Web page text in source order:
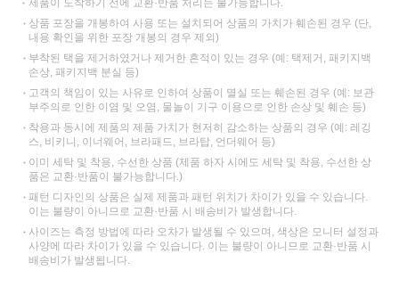
제품이 도착하기 전에 교환·반품 처리는 불가능합니다.
상품 포장을 개봉하여 사용 또는 설치되어 상품의 가치가 훼손된 경우 (단,
내용 확인을 위한 포장 개봉의 경우 제외)
부착된 택을 제거하였거나 제거한 흔적이 있는 경우 (예: 택제거, 패키지백
손상, 패키지백 분실 등)
고객의 책임이 있는 사유로 인하여 상품이 멸실 또는 훼손된 경우 (예: 보관
부주의로 인한 이염 및 오염, 물놀이 기구 이용으로 인한 손상 및 훼손 등)
착용과 동시에 제품의 제품 가치가 현저히 감소하는 상품의 경우 (예: 레깅
스, 비키니, 이너웨어, 브라패드, 브라탑, 언더웨어 등)
이미 세탁 및 착용, 수선한 상품 (제품 하자 시에도 세탁 및 착용, 수선한 상
품은 교환·반품이 불가능합니다.)
패턴 디자인의 상품은 실제 제품과 패턴 위치가 차이가 있을 수 있습니다.
이는 불량이 아니므로 교환·반품 시 배송비가 발생합니다.
사이즈는 측정 방법에 따라 오차가 발생될 수 있으며, 색상은 모니터 설정과
사양에 따라 차이가 있을 수 있습니다. 이는 불량이 아니므로 교환·반품 시
배송비가 발생됩니다.